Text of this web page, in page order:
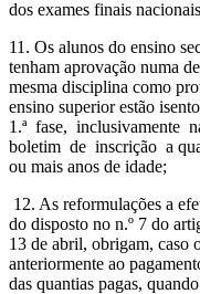
dos exames finais
11. Os alunos do ensino
tenham aprovação numa
mesma disciplina como
ensino superior estão
1.ª fase, inclusivamente
boletim de inscrição a
ou mais anos de idade;
12. As reformulações a
do disposto no n.º 7 do
13 de abril, obrigam, caso
anteriormente ao
das quantias pagas,